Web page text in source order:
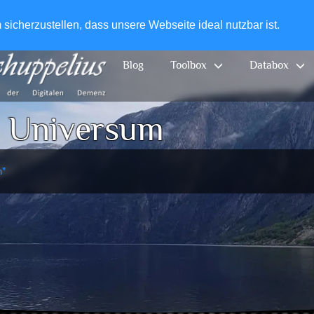
dass unsere Webseite ideal nutzbar ist.
Blog Toolbox Databox
Universum